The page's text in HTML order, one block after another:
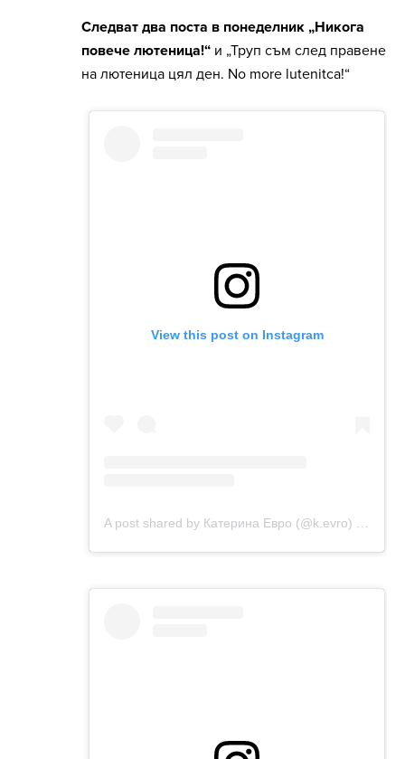
Следват два поста в понеделник „Никога
повече лютеница!“ и „Труп съм след правене
на лютеница цял ден. No more lutenitca!“